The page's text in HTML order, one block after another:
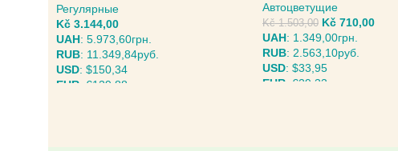
Регулярные
Kč 3.144,00
UAH: 5.973,60грн.
RUB: 11.349,84руб.
USD: $150,34
EUR €129,88
Автоцветущие
Kč1.503,00 Kč710,00
UAH: 1.349,00грн.
RUB: 2.563,10руб.
USD: $33,95
EUR: €29,33